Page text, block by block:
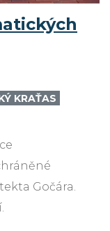
KRAŤAS
Gočára.